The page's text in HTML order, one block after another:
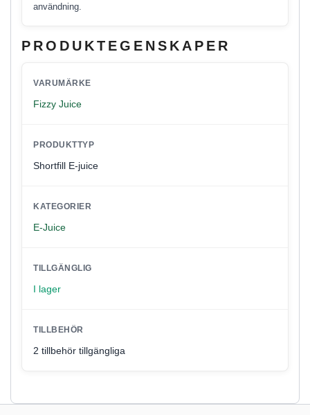
användning.
PRODUKTEGENSKAPER
VARUMÄRKE
Fizzy Juice
PRODUKTTYP
Shortfill E-juice
KATEGORIER
E-Juice
TILLGÄNGLIG
I lager
TILLBEHÖR
2 tillbehör tillgängliga